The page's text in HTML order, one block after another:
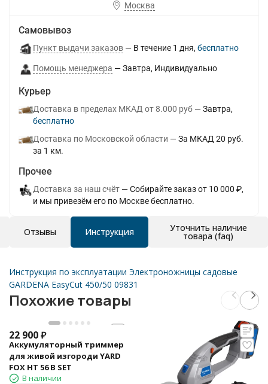
Москва
Самовывоз
Пункт выдачи заказов В течение 1 дня Бесплатно
Помощь менеджера Завтра Индивидуально
Курьер
Доставка в пределах МКАД от 8.000 руб
Завтра
Бесплатно
Доставка по Московской области
За МКАД 20 руб.
за 1 км.
Прочее
Доставка за наш счёт
Собирайте заказ от 10 000 ₽,
и мы привезём его по Москве бесплатно.
Отзывы Инструкция Уточнить наличие
товара (faq)
Инструкция по эксплуатации Электроножницы садовые
GARDENA EasyCut 450/50 09831
Похожие товары
22 900₽
Аккумуляторный триммер
для живой изгороди YARD
FOX HT 56 B SET
В наличии